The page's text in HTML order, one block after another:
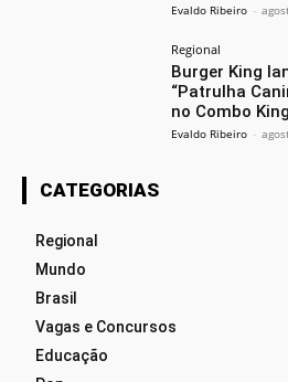
Evaldo Ribeiro -
Regional
Burger King
“Patrulha
no Combo
Evaldo Ribeiro -
CATEGORIAS
Regional
Mundo
Brasil
Vagas e Concursos
Educação